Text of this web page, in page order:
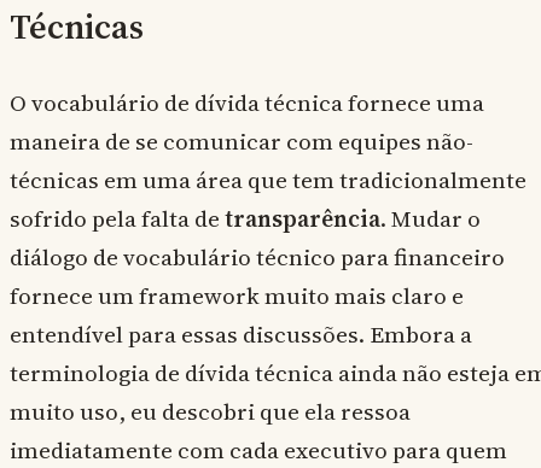
Técnicas
O vocabulário de dívida técnica fornece uma
maneira de se comunicar com equipes não-
técnicas em uma área que tem tradicionalmente
sofrido pela falta detransparência. Mudar o
diálogo de vocabulário técnico para financeiro
fornece um framework muito mais claro e
entendível para essas discussões. Embora a
terminologia de dívida técnica ainda não esteja
muito uso, eu descobri que ela ressoa
imediatamente com cada executivo para quem